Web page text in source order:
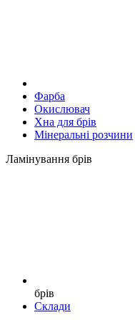
Фарба
Окислювач
Хна для брів
Мінеральні розчини
Ламінування брів
брів
Склади